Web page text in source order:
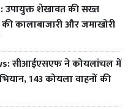
उपायुक्त शेखावत की सख्त
की कालाबाजारी और जमाखोरी
सीआईएसएफ ने कोयलांचल में
143 कोयला वाहनों की